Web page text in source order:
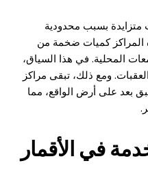
متزايدة بسبب محدودية
المراكز كميات ضخمة من
المحلية. في هذا السياق،
ومع ذلك، تبقى مراكز
بعد على أرض الواقع، مما
في الأقمار